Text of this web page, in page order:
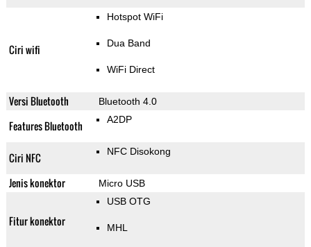
Ciri wifi
Hotspot WiFi
Dua Band
WiFi Direct
Versi Bluetooth Bluetooth 4.0
Features Bluetooth A2DP
Ciri NFC NFC Disokong
Jenis konektor Micro USB
Fitur konektor
USB OTG
MHL